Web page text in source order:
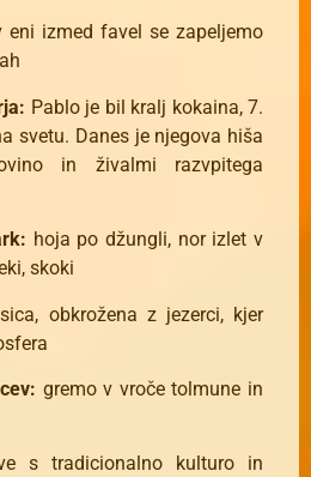
eni izmed favel se zapeljemo
Pablo je bil kralj kokaina, 7.
svetu. Danes je njegova hiša
in živalmi razvpitega
hoja po džungli, nor izlet v
skoki
obkrožena z jezerci, kjer
gremo v vroče tolmune in
s tradicionalno kulturo in